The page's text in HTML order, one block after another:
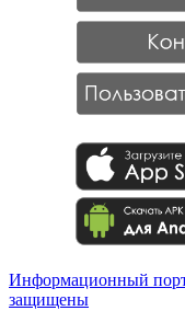
Информационный
защищены